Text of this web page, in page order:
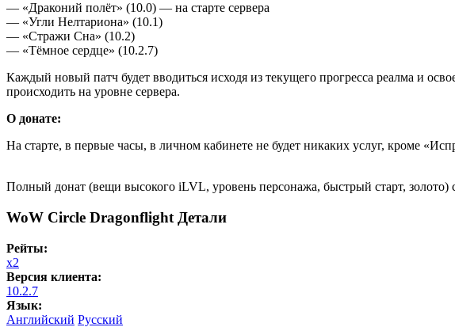
— «Драконий полёт» (10.0) — на старте сервера
— «Угли Нелтариона» (10.1)
— «Стражи Сна» (10.2)
— «Тёмное сердце» (10.2.7)
Каждый новый патч будет вводиться исходя из текущего прогресса реалма и
происходить на уровне сервера.
О донате:
На старте, в первые часы, в личном кабинете не будет никаких услуг, кроме
Полный донат (вещи высокого iLVL, уровень персонажа, быстрый старт, золото)
WoW Circle Dragonflight Детали
Рейты:
x2
Версия клиента:
10.2.7
Язык:
Английский Русский